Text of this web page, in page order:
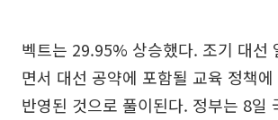
벡트는 29.95% 상승했다. 조기 대선
면서 대선 공약에 포함될 교육 정책
반영된 것으로 풀이된다. 정부는 8일